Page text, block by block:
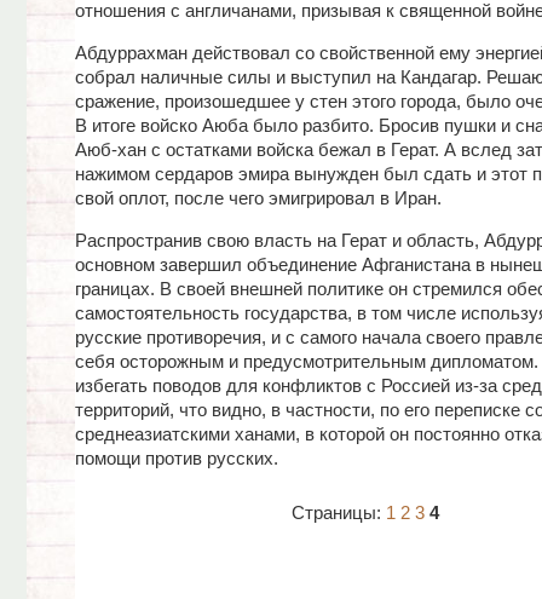
отношения с англичанами, призывая к священной
Абдуррахман действовал со свойственной ему
собрал наличные силы и выступил на Кандагар.
сражение, произошедшее у стен этого города, было
В итоге войско Аюба было разбито. Бросив пушки и
Аюб-хан с остатками войска бежал в Герат. А вслед
нажимом сердаров эмира вынужден был сдать и этот
свой оплот, после чего эмигрировал в Иран.
Распространив свою власть на Герат и область,
основном завершил объединение Афганистана в
границах. В своей внешней политике он стремился
самостоятельность государства, в том числе
русские противоречия, и с самого начала своего
себя осторожным и предусмотрительным
избегать поводов для конфликтов с Россией из-за
территорий, что видно, в частности, по его переписке
среднеазиатскими ханами, в которой он постоянно
помощи против русских.
Страницы: 1 2 3 4